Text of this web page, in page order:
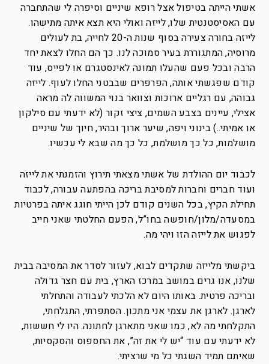
אשתי הייתה בטיפול אצל רופא שיניים וסיפרה לי שהתחברה
עם האסיסטנטית שלו, לייזה ואולי היא תצא איתה מתישהו.
לייזה בחורה צעירה בסוף שנות ה-20 לחייה, בת לעולים
מרוסיה, המתגוררת בעיר סמוכה לנו. כך הם החלו לצאת יחד
הרבה ובכל פעם שהעלו תמונה לאינסטגרם או לפייס, עוד
קודם שפגשתי אותה, הפרפרים שבבטני החלו לעוף. לייזה
גבוהה, עם רגליים ארוכות וצוואר בנוי המשווה לה מראה
אצילי, עיינים בצבע השמים, ציצי זקור (לא ידעתי עם סילקון
או אמיתי..) בינוני ויפה, שיער ארוך ובהיר, חיוך של שיניים
מושלמות, כל כך מושלמת, כל כך מה שבא לי עכשיו.
לכבוד יום ההולדת של אשתי מצאתי תירוץ והזמנתי את לייזה
ועוד חברים וחברות למסיבת בריכה בהפתעה עבורה, לכבוד
תחילת הקיץ, בכל השנים קודם לכן הייתי חוגג איתה בפרטיות
במסעדה/מלון/חופשה בחו”ל, הפעם החלטתי שאני חייב
לפגוש את לייזה הזו ויהי מה.
ביקשתי מלייזה שתקדים לבוא, לעזור לסדר את המסיבה בבית
שלנו, אנו גרים במושב במרכז הארץ, בית עם חצר גדולה
ובריכה פרטית. באותו היום לא הלכתי לעבודה והתחלתי
לארגן. לארגן את עצמי אני מתכון. הסתפרתי, התגלחתי,
התקלחתי מה לא, כמו שאני מתארגן לחתונה. היו לי חששות,
לא ידעתי עם עוד “יש לי את זה”, את החספוס והסקסיות,
שאיתם תמיד השגתי כל מי שרציתי.